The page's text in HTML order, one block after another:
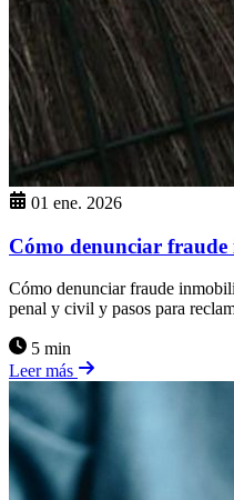
01 ene. 2026
Cómo denunciar
Cómo denunciar fraude
penal y civil y pasos para
5 min
Leer más